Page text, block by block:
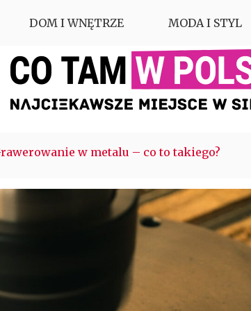
DOM I WNĘTRZE MODA I STYL
w metalu – co to takiego?